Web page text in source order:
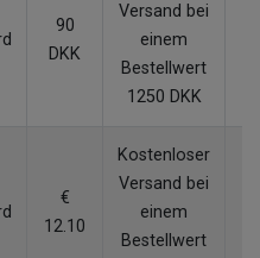
90
DKK
Versand bei
einem
Bestellwert
1250 DKK
€
12.10
Kostenloser
Versand bei
einem
Bestellwert